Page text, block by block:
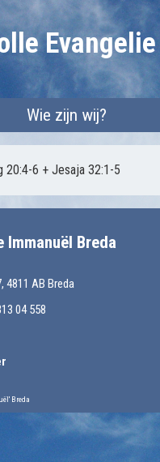
Wie zijn wij?
20:4-6 + Jesaja 32:1-5
Immanuël Breda
4811 AB Breda
04 558
Breda